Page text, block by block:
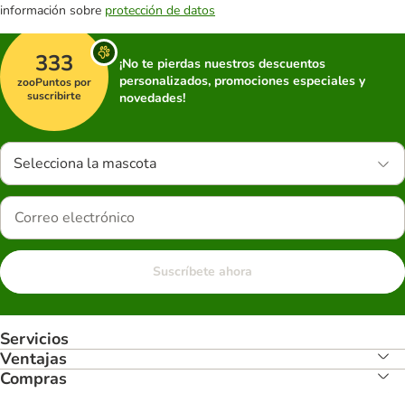
información sobre protección de datos
333
zooPuntos por
suscribirte
¡No te pierdas nuestros descuentos
personalizados, promociones especiales y
novedades!
Selecciona la mascota
Suscríbete ahora
Servicios
Ventajas
Compras